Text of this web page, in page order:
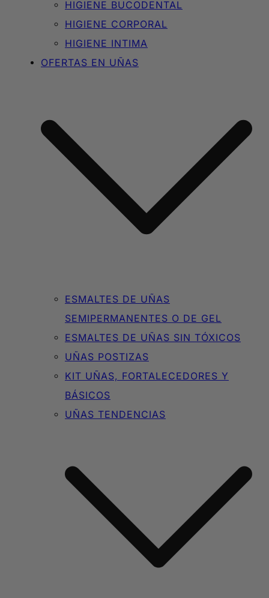
HIGIENE BUCODENTAL
HIGIENE CORPORAL
HIGIENE INTIMA
OFERTAS EN UÑAS
ESMALTES DE UÑAS
SEMIPERMANENTES O DE GEL
ESMALTES DE UÑAS SIN TÓXICOS
UÑAS POSTIZAS
KIT UÑAS, FORTALECEDORES Y
BÁSICOS
UÑAS TENDENCIAS